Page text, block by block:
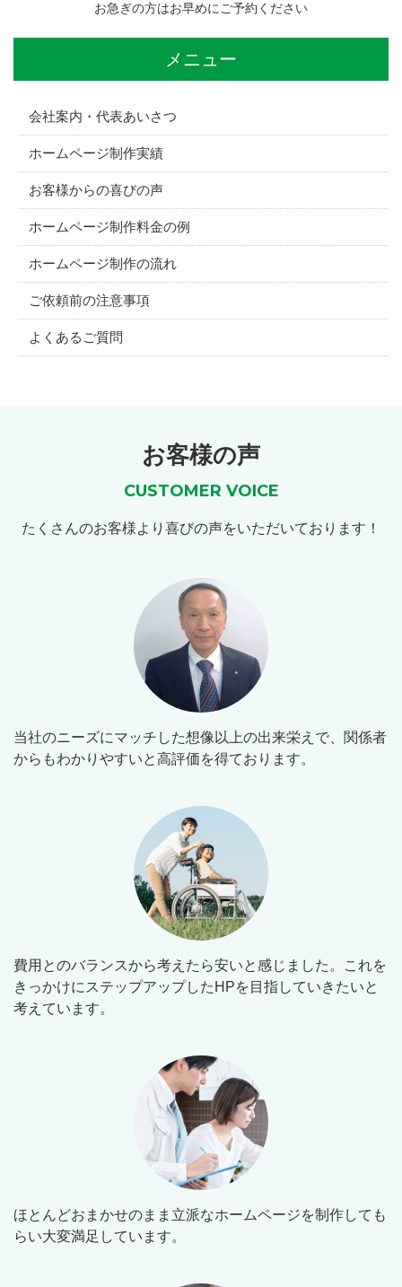
お急ぎの方はお早めにご予約ください
メニュー
会社案内・代表あいさつ
ホームページ制作実績
お客様からの喜びの声
ホームページ制作料金の例
ホームページ制作の流れ
ご依頼前の注意事項
よくあるご質問
お客様の声
CUSTOMER VOICE
たくさんのお客様より喜びの声をいただいております！
当社のニーズにマッチした想像以上の出来栄えで、関係者
からもわかりやすいと高評価を得ております。
費用とのバランスから考えたら安いと感じました。これを
きっかけにステップアップしたHPを目指していきたいと
考えています。
ほとんどおまかせのまま立派なホームページを制作しても
らい大変満足しています。